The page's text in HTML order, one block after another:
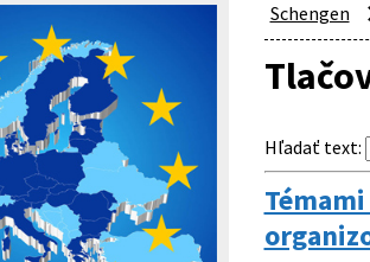
Schengen
Hľadať text: